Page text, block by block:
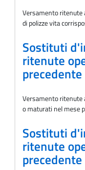
Versamento ritenute
di polizze vita
Sostituti
ritenute
precedente
Versamento ritenute
o maturati nel mese
Sostituti
ritenute
precedente